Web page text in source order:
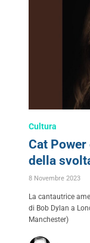
Cultura
Cat
della
8 Novembre 2023
La cantautrice
di Bob Dylan a
Manchester)